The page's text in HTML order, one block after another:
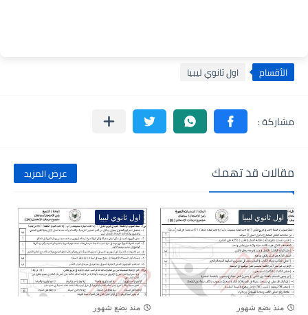
الأقسام اول ثانوي ليبيا
مقالات قد تهمك عرض المزيد
اول ثانوي ليبيا
منذ بضع شهور
اول ثانوي ليبيا
منذ بضع شهور